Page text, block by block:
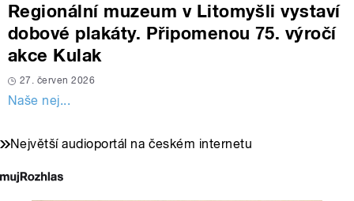
Regionální muzeum v Litomyšli vystaví
dobové plakáty. Připomenou 75. výročí
akce Kulak
27. červen 2026
Naše nej...
Největší audioportál na českém internetu